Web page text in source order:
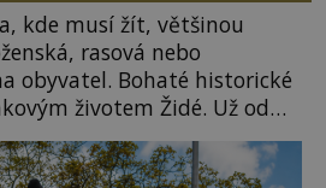
kde musí žít, většinou
rasová nebo
obyvatel. Bohaté historické
životem Židé. Už od
v každou chvíli nuceni v
nejslavnější patří i římské